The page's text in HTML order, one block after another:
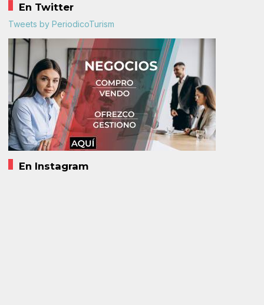
En Twitter
Tweets by PeriodicoTurism
En Instagram